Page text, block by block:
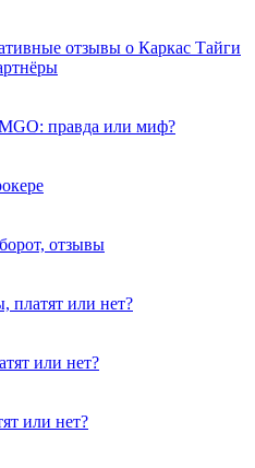
отзывы о Каркас Тайги
правда или миф?
отзывы
платят или нет?
или нет?
или нет?